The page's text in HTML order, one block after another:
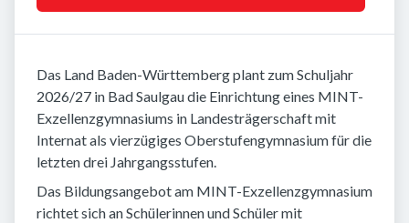
Das Land Baden-Württemberg plant zum Schuljahr
2026/27 in Bad Saulgau die Einrichtung eines MINT-
Exzellenzgymnasiums in Landesträgerschaft mit
Internat als vierzügiges Oberstufengymnasium für die
letzten drei Jahrgangsstufen.
Das Bildungsangebot am MINT-Exzellenzgymnasium
richtet sich an Schülerinnen und Schüler mit